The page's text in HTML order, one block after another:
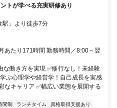
トが学べる充実研修あり
駅」より徒歩7分
あたり171時間 勤務時間／8:00～翌
な働き方を実現 ✅修行なし！未経験
ぶ心理学や経営学！自己成長を実感
キャリア ✅幅広い業態を展開する
間制 ランチタイム
資格取得支援あり